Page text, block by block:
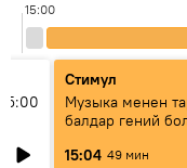
15:00
Стимул
Музыка менен
балдар гений
Кыргыздын
музыканын орду
15:04 49 мин